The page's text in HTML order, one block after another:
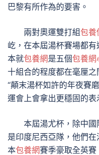
巴黎有所作為的要害。
兩對奧運雙打組包養
屹，在本屆湯杯賽場都
本就包養網是五個包養網
十組合的程度都在毫厘
“顛末湯杯如許的年夜賽
運會上會拿出更穩固的表
本屆湯尤杯，除中國
是印度尼西亞隊，他們
本包養網賽季豪取全英